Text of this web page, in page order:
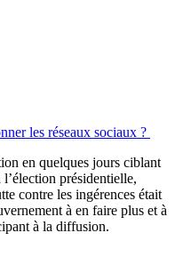
les réseaux sociaux ?
en quelques jours ciblant
l’élection présidentielle,
contre les ingérences était
à en faire plus et à
à la diffusion.